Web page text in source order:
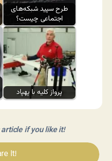
طرح سپید شبکه‌های
اجتماعی چیست؟
پرواز کلیه با پهپاد
if you like it!
It!